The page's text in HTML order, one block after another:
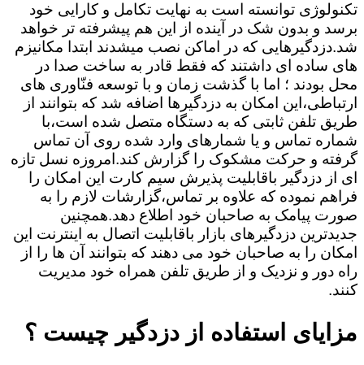
تکنولوژی توانسته است به نهایت تکامل و کارایی خود
برسد و بدون شک در آینده از این هم پیشرفته تر خواهد
شد.دزدگیرهایی که در اماکن نصب میشدند ابتدا مکانیزم
های ساده ای داشتند که فقط قادر به ساخت صدا در
محل بودند ؛ اما با گذشت زمان و با توسعه فنّاوری های
ارتباطی،این امکان به دزدگیرها اضافه شد که بتوانند از
طریق تلفن ثابتی که به دستگاه متصل شده است،با
شماره تماس و یا شمارهای وارد شده روی آن تماس
گرفته و حرکت مشکوک را گزارش کند.امروزه نسل تازه
ای از دزدگیر باقابلیت پذیرش سیم کارت این امکان را
فراهم نموده که علاوه بر تماس،گزارشات لازم را به
صورت پیامک به صاحبان خود اطلاع دهد.همچنین
جدیدترین دزدگیرهای بازار باقابلیت اتصال به اینترنت این
امکان را به صاحبان خود می دهند که بتوانند آن ها را از
راه دور و نزدیک و از طریق تلفن همراه خود مدیریت
کنند.
مزایای استفاده از دزدگیر چیست ؟